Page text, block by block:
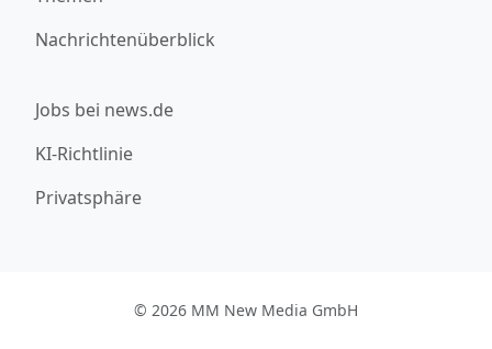
Nachrichtenüberblick
Jobs bei news.de
KI-Richtlinie
Privatsphäre
© 2026 MM New Media GmbH